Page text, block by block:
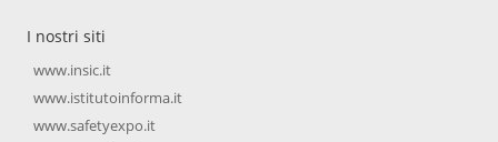
I nostri siti
www.insic.it
www.istitutoinforma.it
www.safetyexpo.it